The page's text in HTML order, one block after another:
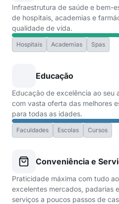
Infraestrutura de saúde e bem-
de hospitais, academias e
qualidade de vida.
Hospitais Academias Spas
Educação
Educação de excelência ao seu
com vasta oferta das melhores
para todas as idades.
Faculdades Escolas Cursos
Conveniência e
Praticidade máxima com tudo
excelentes mercados, padarias
serviços a poucos passos de